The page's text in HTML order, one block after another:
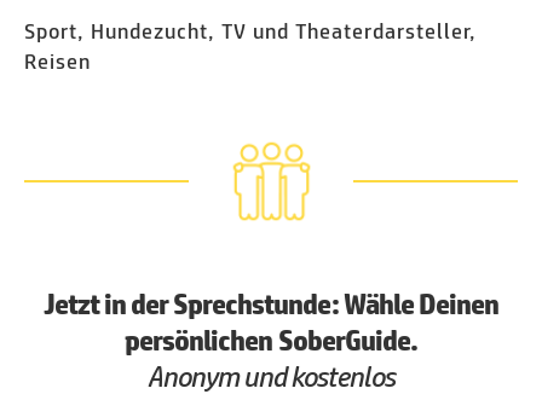
Sport, Hundezucht, TV und Theaterdarsteller,
Reisen
Jetzt in der Sprechstunde: Wähle Deinen
persönlichen SoberGuide.
Anonym und kostenlos